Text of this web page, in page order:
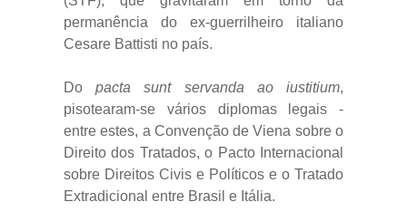
permanência do ex-guerrilheiro italiano
Cesare Battisti no país.
Dopacta sunt servanda ao iustitium,
pisotearam-se vários diplomas legais -
entre estes, a Convenção de Viena sobre o
Direito dos Tratados, o Pacto Internacional
sobre Direitos Civis e Políticos e o Tratado
Extradicional entre Brasil e Itália.